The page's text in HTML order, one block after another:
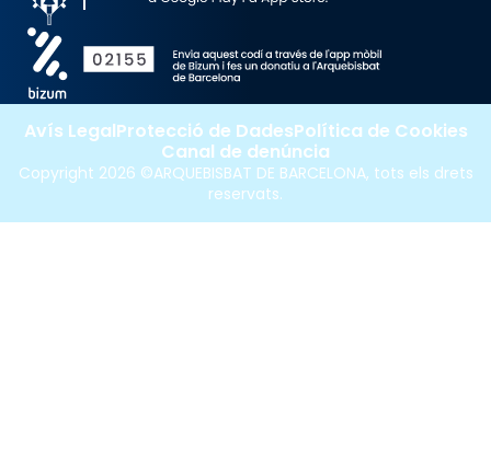
Copyright 2026 ©ARQUEBISBAT DE BARCELONA, tots els drets
reservats.
Avís LegalProtecció de DadesPolítica de Cookies
Canal de denúncia